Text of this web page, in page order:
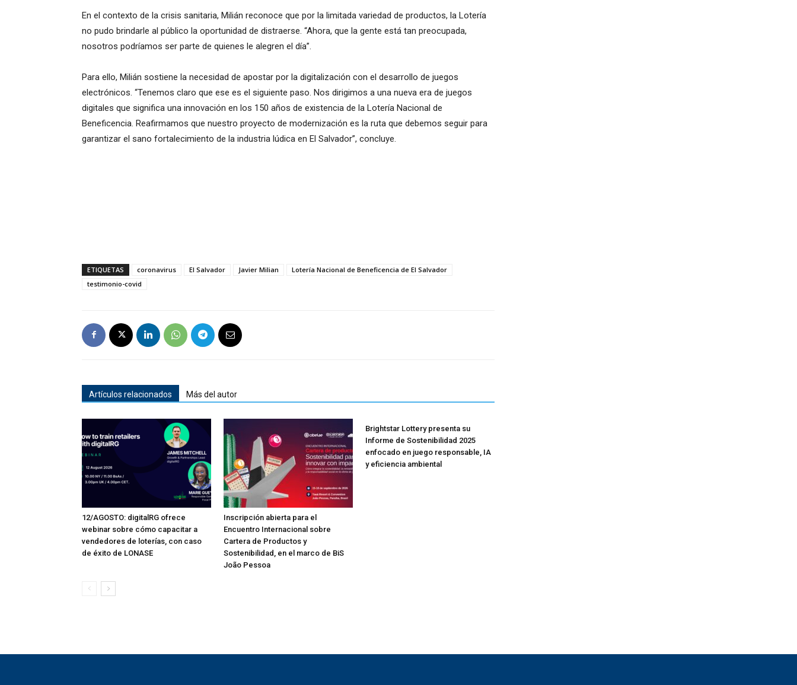
En el contexto de la crisis sanitaria, Milián reconoce que por la limitada variedad de productos, la Lotería
no pudo brindarle al público la oportunidad de distraerse. “Ahora, que la gente está tan preocupada,
nosotros podríamos ser parte de quienes le alegren el día”.
Para ello, Milián sostiene la necesidad de apostar por la digitalización con el desarrollo de juegos
electrónicos. “Tenemos claro que ese es el siguiente paso. Nos dirigimos a una nueva era de juegos
digitales que significa una innovación en los 150 años de existencia de la Lotería Nacional de
Beneficencia. Reafirmamos que nuestro proyecto de modernización es la ruta que debemos seguir para
garantizar el sano fortalecimiento de la industria lúdica en El Salvador”, concluye.
ETIQUETAS coronavirus El Salvador Javier Milian
Lotería Nacional de Beneficencia de El Salvador
testimonio-covid
Artículos relacionados Más del autor
12/AGOSTO: digitalRG ofrece
webinar sobre cómo capacitar a
vendedores de loterías, con caso
de éxito de LONASE
Inscripción abierta para el
Encuentro Internacional sobre
Cartera de Productos y
Sostenibilidad, en el marco de BiS
João Pessoa
Brightstar Lottery presenta su
Informe de Sostenibilidad 2025
enfocado en juego responsable, IA
y eficiencia ambiental